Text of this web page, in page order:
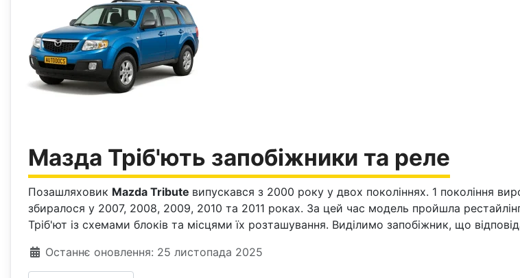
Мазда Тріб'ють запобіжники та реле
Позашляховик Mazda Tribute випускався з 2000 року у двох поколіннях. 1 покоління
збиралося у 2007, 2008, 2009, 2010 та 2011 роках. За цей час модель пройшла
Тріб'ют із схемами блоків та місцями їх розташування. Виділимо запобіжник, що
Деталі
Останнє оновлення: 25 листопада 2025